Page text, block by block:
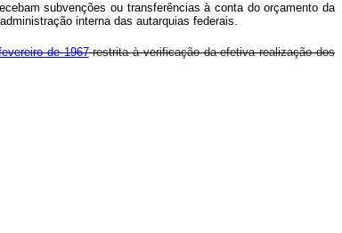
subvenções ou transferências à conta do orçamento da
interna das autarquias federais.
de 1967restrita à verificação da efetiva realização dos